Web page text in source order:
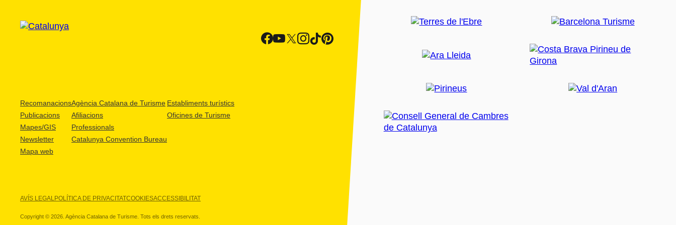
Recomanacions
Publicacions
Mapes/GIS
Newsletter
Mapa web
Agència Catalana de Turisme
Afiliacions
Professionals
Catalunya Convention Bureau
Establiments turístics
Oficines de Turisme
AVÍS LEGALPOLÍTICA DE PRIVACITATCOOKIESACCESSIBILITAT
Copyright © 2026. Agència Catalana de Turisme. Tots els drets reservats.